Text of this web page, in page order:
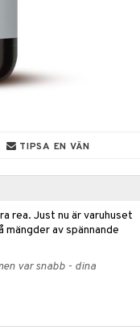
TIPSA EN VÄN
rea. Just nu är varuhuset
av spännande
var snabb - dina